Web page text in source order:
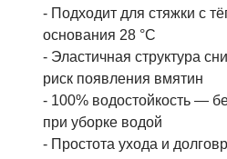
- Подходит для стяжки с
основания 28 °C
- Эластичная структура
риск появления вмятин
- 100% водостойкость —
при уборке водой
- Простота ухода и